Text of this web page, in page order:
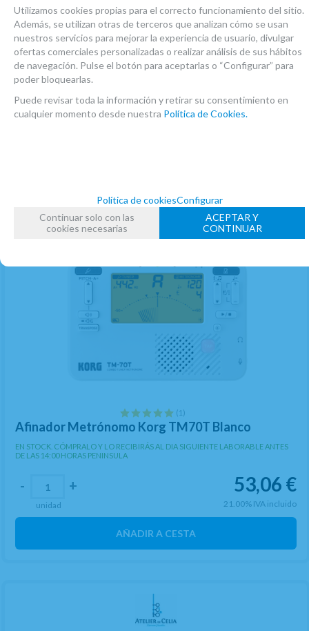
Afinador Korg Ca-2 Cromatico
EN STOCK. CÓMPRALO Y LO RECIBIRÁS AL DIA SIGUIENTE LABORABLE ANTES
DE LAS 14:00 HORAS PENINSULA
21.00%
unidad
(1)
Afinador Metrónomo Korg TM70T Blanco
EN STOCK. CÓMPRALO Y LO RECIBIRÁS AL DIA SIGUIENTE LABORABLE ANTES
DE LAS 14:00 HORAS PENINSULA
53,06 €
21.00% IVA incluido
- +
unidad
AÑADIR A CESTA
Utilizamos cookies propias para el correcto funcionamiento del sitio.
Además, se utilizan otras de terceros que analizan cómo se usan
nuestros servicios para mejorar la experiencia de usuario, divulgar
ofertas comerciales personalizadas o realizar análisis de sus hábitos
de navegación. Pulse el botón para aceptarlas o “Configurar” para
poder bloquearlas.
Puede revisar toda la información y retirar su consentimiento en
cualquier momento desde nuestra Política de Cookies.
Política de cookiesConfigurar
Continuar solo con las
cookies necesarias
ACEPTAR Y
CONTINUAR